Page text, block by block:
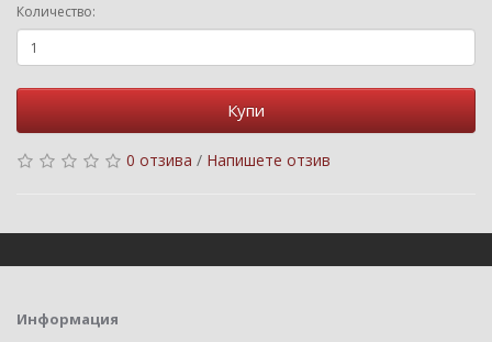
Количество:
Купи
0 отзива / Напишете отзив
Информация